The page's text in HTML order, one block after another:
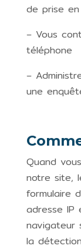
de prise
– Vous
téléphone
–
une
Quand
notre site,
formulaire
adresse IP
navigateur
la